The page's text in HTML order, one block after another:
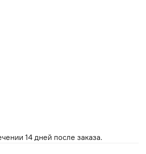
14 дней после заказа.